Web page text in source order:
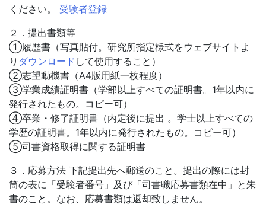
ください。 受験者登録
２．提出書類等
①履歴書（写真貼付。研究所指定様式をウェブサイトよ
り ダウンロード して使用すること）
②志望動機書（A4版用紙一枚程度）
③学業成績証明書（学部以上すべての証明書。1年以内に
発行されたもの。コピー可）
④卒業・修了証明書（内定後に提出 。学士以上すべての
学歴の証明書。1年以内に発行されたもの。コピー可）
⑤司書資格取得に関する証明書
３．応募方法 下記提出先へ郵送のこと。提出の際には封
筒の表に「受験者番号」及び「司書職応募書類在中」と朱
書のこと。なお、応募書類は返却致しません。